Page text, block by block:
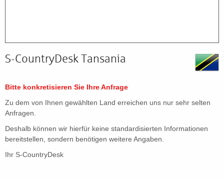
S-CountryDesk Tansania
Bitte konkretisieren Sie Ihre Anfrage
Zu dem von Ihnen gewählten Land erreichen uns nur sehr selten
Anfragen.
Deshalb können wir hierfür keine standardisierten Informationen
bereitstellen, sondern benötigen weitere Angaben.
Ihr S-CountryDesk